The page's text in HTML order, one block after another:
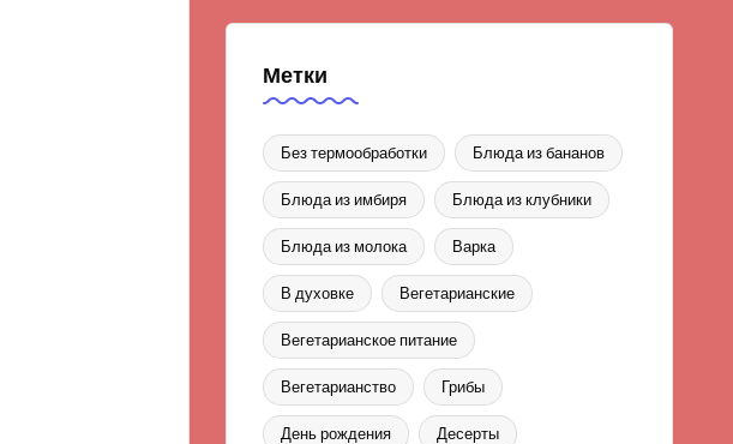
Метки
Без термообработки Блюда из бананов
Блюда из имбиря Блюда из клубники
Блюда из молока Варка
В духовке Вегетарианские
Вегетарианское питание
Вегетарианство Грибы
День рождения Десерты